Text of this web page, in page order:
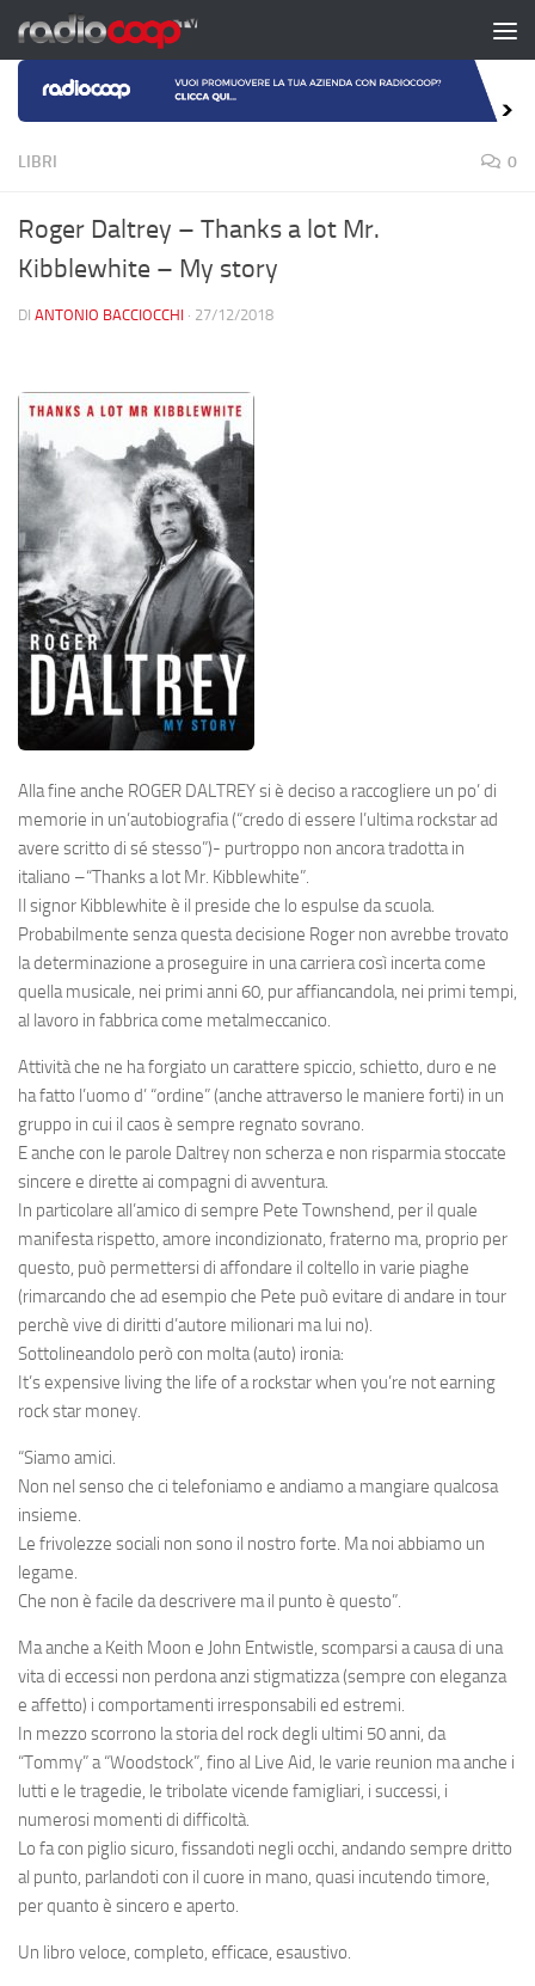
Salta al contenuto
LIBRI 0
Roger Daltrey – Thanks a lot Mr.
Kibblewhite – My story
DI ANTONIO BACCIOCCHI · 27/12/2018
Alla fine anche ROGER DALTREYsi è deciso a raccogliere un po’ di
memorie in un’autobiografia (“credo di essere l’ultima rockstar ad
avere scritto di sé stesso”)- purtroppo non ancora tradotta in
italiano –“Thanks a lot Mr. Kibblewhite”.
Il signor Kibblewhite è il preside che lo espulse da scuola.
Probabilmente senza questa decisione Roger non avrebbe trovato
la determinazione a proseguire in una carriera così incerta come
quella musicale, nei primi anni 60, pur affiancandola, nei primi tempi,
al lavoro in fabbrica come metalmeccanico.
Attività che ne ha forgiato un carattere spiccio, schietto, duro e ne
ha fatto l’uomo d’ “ordine” (anche attraverso le maniere forti) in un
gruppo in cui il caos è sempre regnato sovrano.
E anche con le parole Daltrey non scherza e non risparmia stoccate
sincere e dirette ai compagni di avventura.
In particolare all’amico di sempre Pete Townshend, per il quale
manifesta rispetto, amore incondizionato, fraterno ma, proprio per
questo, può permettersi di affondare il coltello in varie piaghe
(rimarcando che ad esempio che Pete può evitare di andare in tour
perchè vive di diritti d’autore milionari ma lui no).
Sottolineandolo però con molta (auto) ironia:
It’s expensive living the life of a rockstar when you’re not earning
rock star money.
“Siamo amici.
Non nel senso che ci telefoniamo e andiamo a mangiare qualcosa
insieme.
Le frivolezze sociali non sono il nostro forte. Ma noi abbiamo un
legame.
Che non è facile da descrivere ma il punto è questo”.
Ma anche aKeith Moon e John Entwistle, scomparsi a causa di una
vita di eccessi non perdona anzi stigmatizza (sempre con eleganza
e affetto) i comportamenti irresponsabili ed estremi.
In mezzo scorrono la storia del rock degli ultimi 50 anni, da
“Tommy” a “Woodstock”, fino al Live Aid, le varie reunion ma anche i
lutti e le tragedie, le tribolate vicende famigliari, i successi, i
numerosi momenti di difficoltà.
Lo fa con piglio sicuro, fissandoti negli occhi, andando sempre dritto
al punto, parlandoti con il cuore in mano, quasi incutendo timore,
per quanto è sincero e aperto.
Un libro veloce, completo, efficace, esaustivo.